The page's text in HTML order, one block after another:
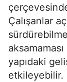
Çalışanlar
yapıdaki
etkileyebilir.